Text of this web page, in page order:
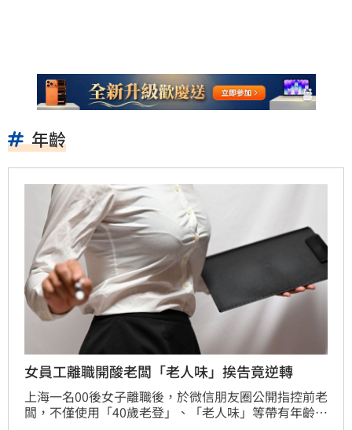
年齡
女員工離職開酸老闆「老人味」挨告竟逆轉
上海一名00後女子離職後，於微信朋友圈公開指控前老
闆，不僅使用「40歲老登」、「老人味」等帶有年齡歧